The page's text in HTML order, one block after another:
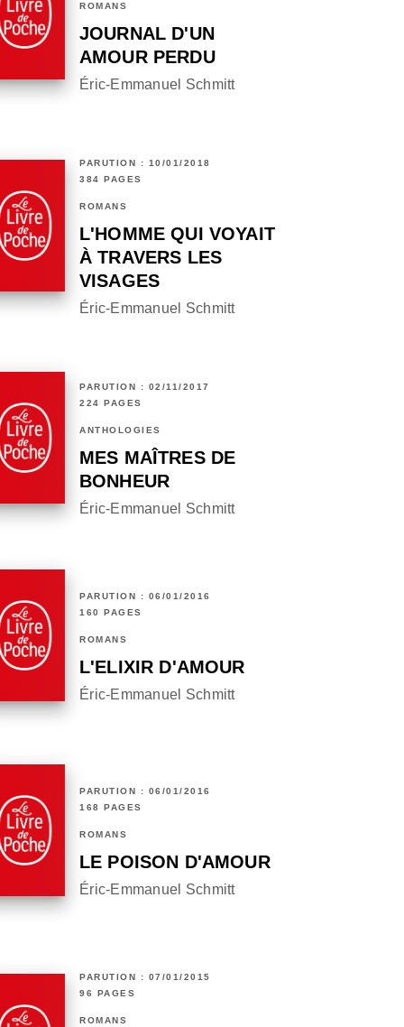
ROMANS
JOURNAL D'UN
AMOUR PERDU
Éric-Emmanuel Schmitt
PARUTION : 10/01/2018
384 PAGES
ROMANS
L'HOMME QUI VOYAIT
À TRAVERS LES
VISAGES
Éric-Emmanuel Schmitt
PARUTION : 02/11/2017
224 PAGES
ANTHOLOGIES
MES MAÎTRES DE
BONHEUR
Éric-Emmanuel Schmitt
PARUTION : 06/01/2016
160 PAGES
ROMANS
L'ELIXIR D'AMOUR
Éric-Emmanuel Schmitt
PARUTION : 06/01/2016
168 PAGES
ROMANS
LE POISON D'AMOUR
Éric-Emmanuel Schmitt
PARUTION : 07/01/2015
96 PAGES
ROMANS